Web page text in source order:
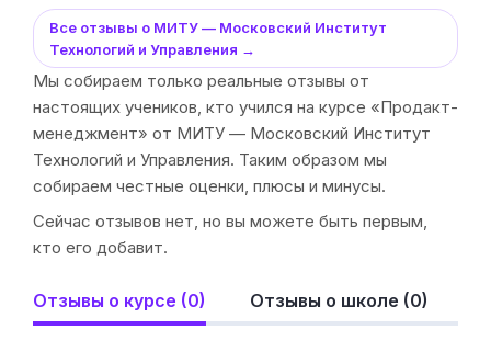
Все отзывы о МИТУ — Московский Институт
Технологий и Управления →
Мы собираем только реальные отзывы от
настоящих учеников, кто учился на курсе «Продакт-
менеджмент» от МИТУ — Московский Институт
Технологий и Управления. Таким образом мы
собираем честные оценки, плюсы и минусы.
Сейчас отзывов нет, но вы можете быть первым,
кто его добавит.
Отзывы о курсе (0) Отзывы о школе (0)